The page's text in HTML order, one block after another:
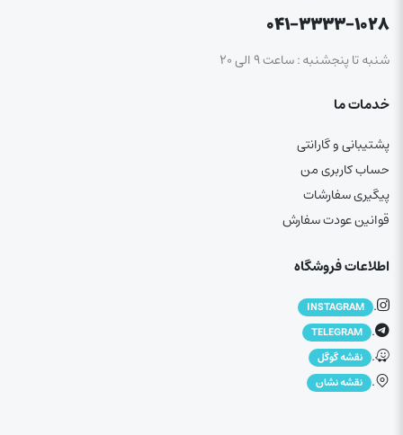
۰۴۱-۳۳۳۳-۱۰۲۸
شنبه تا پنجشنبه : ساعت ۹ الی ۲۰
خدمات ما
پشتیبانی و گارانتی
حساب کاربری من
پیگیری سفارشات
قوانین عودت سفارش
اطلاعات فروشگاه
.
INSTAGRAM
.
TELEGRAM
. نقشه گوگل
. نقشه نشان